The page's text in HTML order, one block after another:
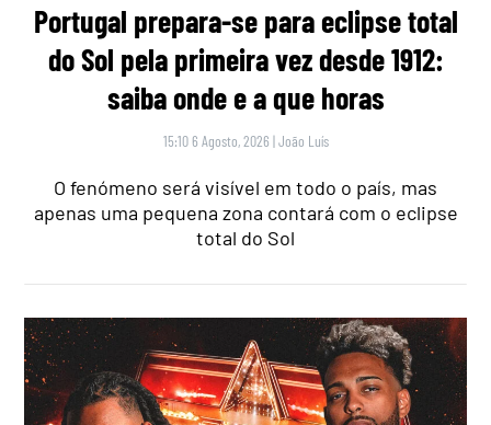
Portugal prepara-se para eclipse total
do Sol pela primeira vez desde 1912:
saiba onde e a que horas
15:10 6 Agosto, 2026 |João Luís
O fenómeno será visível em todo o país, mas
apenas uma pequena zona contará com o eclipse
total do Sol